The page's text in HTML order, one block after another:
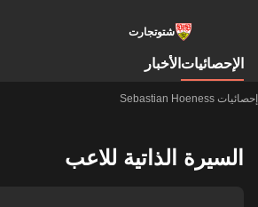
شتوتجارت
الإحصائيات الأخبار
إحصائيات Sebastian Hoeness
السيرة الذاتية للاعب